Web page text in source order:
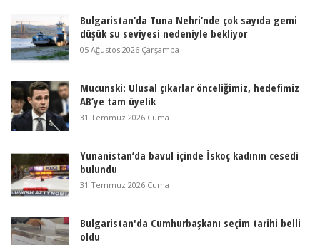
Bulgaristan’da Tuna Nehri’nde çok sayıda gemi
düşük su seviyesi nedeniyle bekliyor
05 Ağustos 2026 Çarşamba
Mucunski: Ulusal çıkarlar önceliğimiz, hedefimiz
AB’ye tam üyelik
31 Temmuz 2026 Cuma
Yunanistan’da bavul içinde İskoç kadının cesedi
bulundu
31 Temmuz 2026 Cuma
Bulgaristan'da Cumhurbaşkanı seçim tarihi belli
oldu